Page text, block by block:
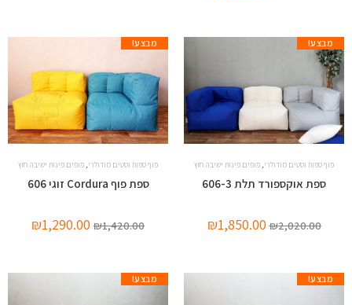
מבצע!
פוף ספות וסטים מודולרי, פופים פינות ישיבה חוץ
ספת אוקספורד תלת 606-3
₪2,020.00
₪1,850.00
מבצע!
פוף ספות וסטים מודולרי, פופים פינות ישיבה חוץ
ספת פוף Cordura זוגי 606
₪1,420.00
₪1,290.00
מבצע! מבצע!